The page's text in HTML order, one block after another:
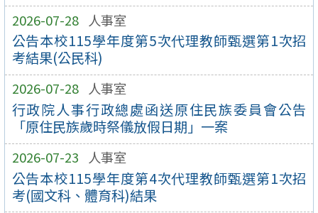
2026-07-28 人事室
公告本校115學年度第5次代理教師甄選第1次招
考結果(公民科)
2026-07-28 人事室
行政院人事行政總處函送原住民族委員會公告
「原住民族歲時祭儀放假日期」一案
2026-07-23 人事室
公告本校115學年度第4次代理教師甄選第1次招
考(國文科、體育科)結果